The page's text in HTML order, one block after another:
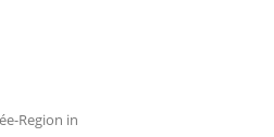
Region in